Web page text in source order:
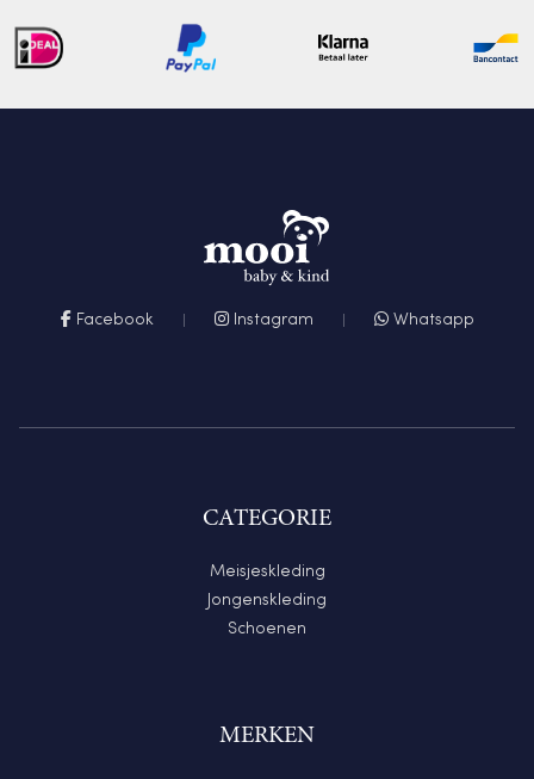
Facebook Instagram Whatsapp
CATEGORIE
Meisjeskleding
Jongenskleding
Schoenen
MERKEN